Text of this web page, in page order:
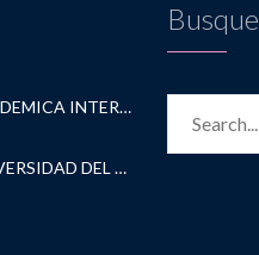
CONVENIO CON ACADEMICA INTERNATIONAL STUDIES
CONVENIO CON UNIVERSIDAD DEL NORTE